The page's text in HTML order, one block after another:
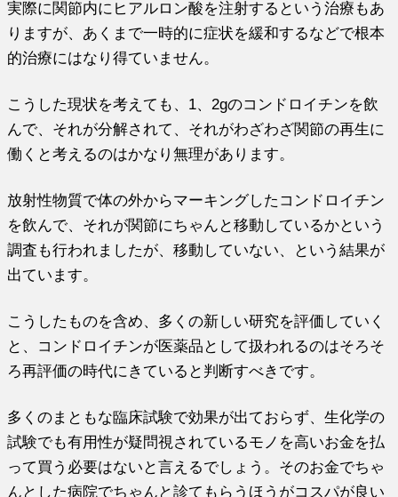
実際に関節内にヒアルロン酸を注射するという治療もあ
りますが、あくまで一時的に症状を緩和するなどで根本
的治療にはなり得ていません。
こうした現状を考えても、1、2gのコンドロイチンを飲
んで、それが分解されて、それがわざわざ関節の再生に
働くと考えるのはかなり無理があります。
放射性物質で体の外からマーキングしたコンドロイチン
を飲んで、それが関節にちゃんと移動しているかという
調査も行われましたが、移動していない、という結果が
出ています。
こうしたものを含め、多くの新しい研究を評価していく
と、コンドロイチンが医薬品として扱われるのはそろそ
ろ再評価の時代にきていると判断すべきです。
多くのまともな臨床試験で効果が出ておらず、生化学の
試験でも有用性が疑問視されているモノを高いお金を払
って買う必要はないと言えるでしょう。そのお金でちゃ
んとした病院でちゃんと診てもらうほうがコスパが良い